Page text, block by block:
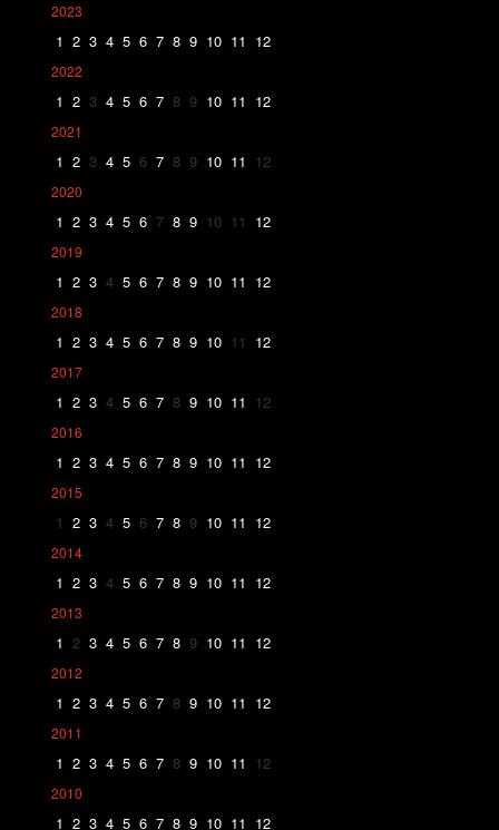
2023
1 2 3 4 5 6 7 8 9 10 11 12
2022
1 2 3 4 5 6 7 8 9 10 11 12
2021
1 2 3 4 5 6 7 8 9 10 11 12
2020
1 2 3 4 5 6 7 8 9 10 11 12
2019
1 2 3 4 5 6 7 8 9 10 11 12
2018
1 2 3 4 5 6 7 8 9 10 11 12
2017
1 2 3 4 5 6 7 8 9 10 11 12
2016
1 2 3 4 5 6 7 8 9 10 11 12
2015
1 2 3 4 5 6 7 8 9 10 11 12
2014
1 2 3 4 5 6 7 8 9 10 11 12
2013
1 2 3 4 5 6 7 8 9 10 11 12
2012
1 2 3 4 5 6 7 8 9 10 11 12
2011
1 2 3 4 5 6 7 8 9 10 11 12
2010
1 2 3 4 5 6 7 8 9 10 11 12